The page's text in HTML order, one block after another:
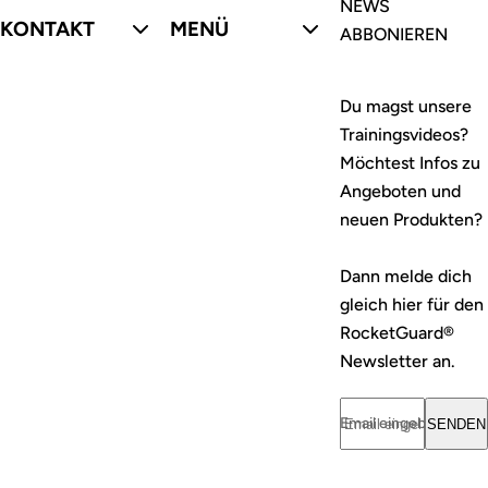
MENÜ
KONTAKT
NEWS
ABBONIEREN
Du magst unsere
Trainingsvideos?
Möchtest Infos zu
Angeboten und
neuen Produkten?
Dann melde dich
gleich hier für den
RocketGuard®
Newsletter an.
Email eingeben... *
SENDEN